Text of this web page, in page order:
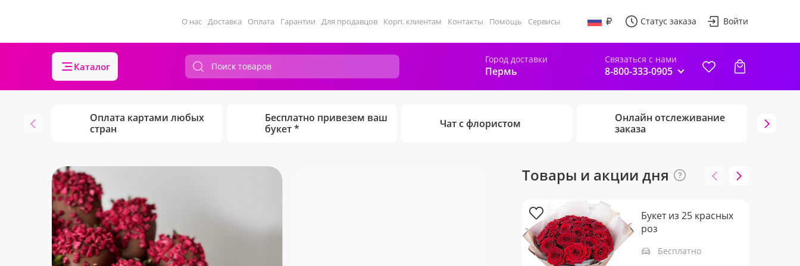
О нас Доставка Оплата Гарантии Для продавцов Корп. клиентам Контакты Помощь Сервисы Статус заказа Войти
Каталог
Город доставки
Пермь
Связаться с нами
8-800-333-0905
Оплата картами любых
стран
Бесплатно привезем ваш
букет *
Чат с флористом
Онлайн отслеживание
заказа
Товары и акции дня
Букет из 25 красных
роз
Бесплатно